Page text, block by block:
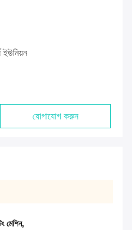
ইউনিয়ন
যোগাযোগ করুন
মেশিন,